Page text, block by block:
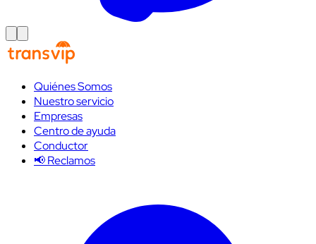
Quiénes Somos
Nuestro servicio
Empresas
Centro de ayuda
Conductor
📢 Reclamos